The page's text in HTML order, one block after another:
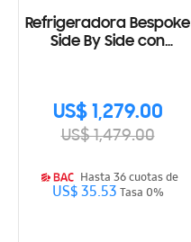
Refrigeradora Bespoke
Side By Side con
US$ 1,279.00
US$ 1,479.00
Hasta 36 cuotas de
US$ 35.53Tasa 0%